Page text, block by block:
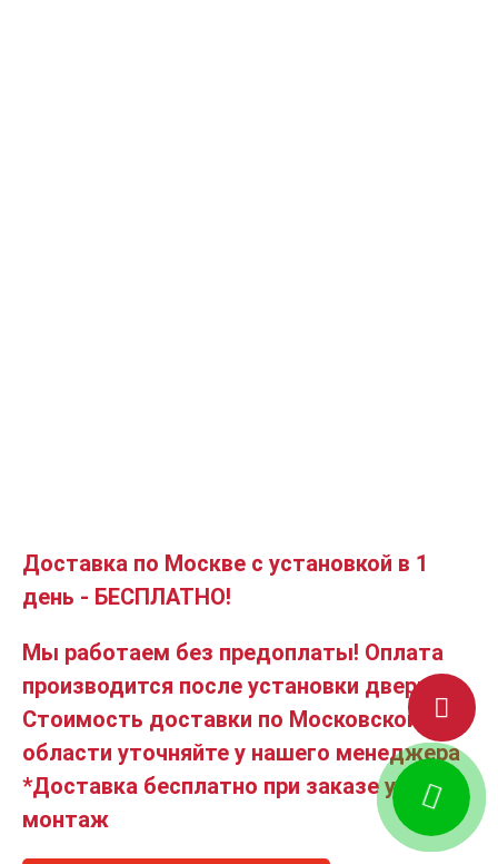
Доставка по Москве с установкой в 1
день - БЕСПЛАТНО!
Мы работаем без предоплаты! Оплата
производится после установки двери.
Стоимость доставки по Московской
области уточняйте у нашего менеджера
*Доставка бесплатно при заказе услуги
монтаж